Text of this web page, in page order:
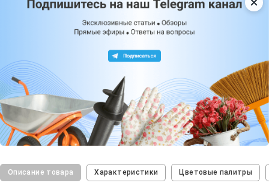
Описание товара Характеристики Цветовые палитры